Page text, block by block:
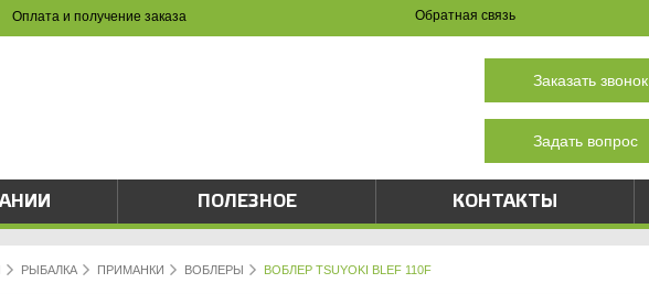
Оплата и получение заказа Обратная связь
Заказать звонок
Задать вопрос
ПОЛЕЗНОЕ КОНТАКТЫ
РЫБАЛКА ПРИМАНКИ ВОБЛЕРЫ ВОБЛЕР TSUYOKI BLEF 110F